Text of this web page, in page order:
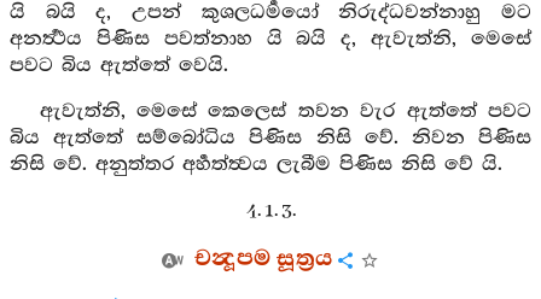
යි බයි ද, උපන් කුශලධර්‍මයෝ නිරුද්ධවන්නාහු මට
අනර්‍ත්‍ථය පිණිස පවත්නාහ යි බයි ද, ඇවැත්නි, මෙසේ
පවට බිය ඇත්තේ වෙයි.
ඇවැත්නි, මෙසේ කෙලෙස් තවන වැර ඇත්තේ පවට
බිය ඇත්තේ සම්බෝධිය පිණිස නිසි වේ. නිවන පිණිස
නිසි වේ. අනුත්තර අර්‍හත්ත්‍වය ලැබීම පිණිස නිසි වේ යි.
4. 1. 3.
චන්‍දූපම සූත්‍රය